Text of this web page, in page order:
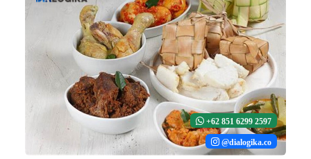
+62 851 6299 2597
@dialogika.co